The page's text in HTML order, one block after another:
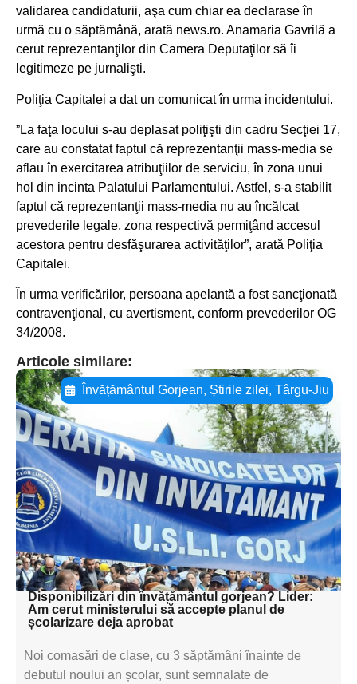
validarea candidaturii, aşa cum chiar ea declarase în
urmă cu o săptămână, arată news.ro. Anamaria Gavrilă a
cerut reprezentanţilor din Camera Deputaţilor să îi
legitimeze pe jurnalişti.
Poliţia Capitalei a dat un comunicat în urma incidentului.
”La faţa locului s-au deplasat poliţişti din cadru Secţiei 17,
care au constatat faptul că reprezentanţii mass-media se
aflau în exercitarea atribuţiilor de serviciu, în zona unui
hol din incinta Palatului Parlamentului. Astfel, s-a stabilit
faptul că reprezentanţii mass-media nu au încălcat
prevederile legale, zona respectivă permiţând accesul
acestora pentru desfăşurarea activităţilor”, arată Poliţia
Capitalei.
În urma verificărilor, persoana apelantă a fost sancţionată
contravenţional, cu avertisment, conform prevederilor OG
34/2008.
Articole similare:
Învățământul Gorjean, Știrile zilei, Târgu-Jiu
Adaugă aici textul pentru
subtitluAdaugă aici
textul pentru
subtitluAdaugă aici
textul pentru
subtitluAdaugă aici
textul pentru subti
Disponibilizări din învățământul gorjean? Lider:
Am cerut ministerului să accepte planul de
școlarizare deja aprobat
Noi comasări de clase, cu 3 săptămâni înainte de
debutul noului an școlar, sunt semnalate de